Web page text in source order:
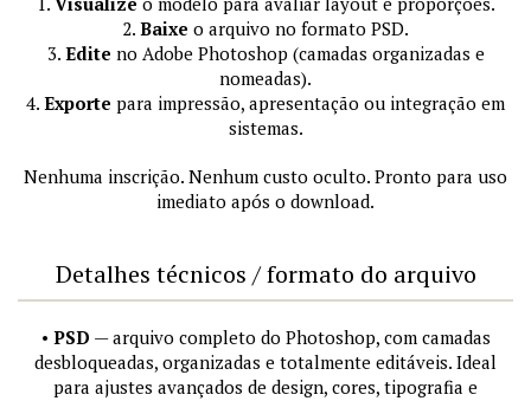
2. Baixe o arquivo no formato PSD.
3. Edite no Adobe Photoshop (camadas organizadas e
nomeadas).
4. Exporte para impressão, apresentação ou integração em
sistemas.
Nenhuma inscrição. Nenhum custo oculto. Pronto para uso
imediato após o download.
Detalhes técnicos / formato do arquivo
• PSD — arquivo completo do Photoshop, com camadas
desbloqueadas, organizadas e totalmente editáveis. Ideal
para ajustes avançados de design, cores, tipografia e